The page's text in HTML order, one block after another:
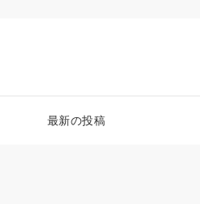
最新の投稿